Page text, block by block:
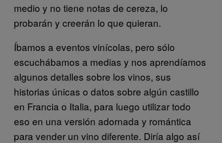
medio y no tiene notas de cereza, lo
probarán y creerán lo que quieran.
Íbamos a eventos vinícolas, pero sólo
escuchábamos a medias y nos aprendíamos
algunos detalles sobre los vinos, sus
historias únicas o datos sobre algún castillo
en Francia o Italia, para luego utilizar todo
eso en una versión adornada y romántica
para vender un vino diferente. Diría algo así